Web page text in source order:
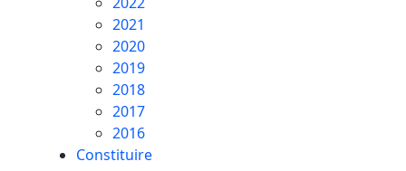
2021
2020
2019
2018
2017
2016
Constituire